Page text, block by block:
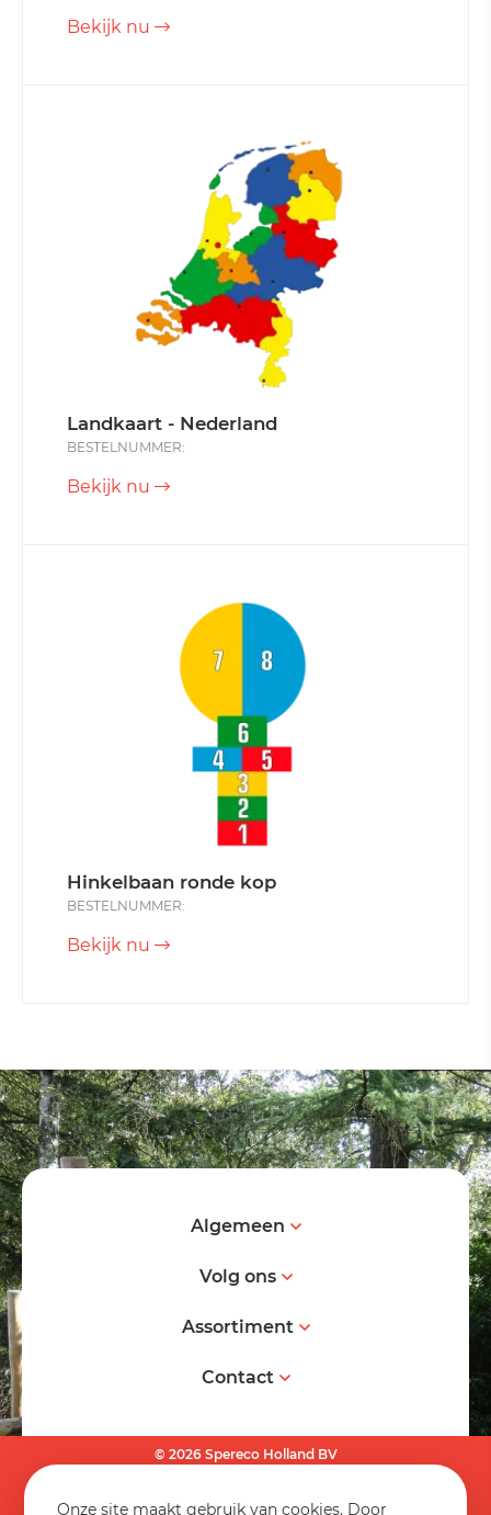
Onze site maakt gebruik van cookies. Door
Bekijk nu
Landkaart - Nederland
BESTELNUMMER:
Bekijk nu
Hinkelbaan ronde kop
BESTELNUMMER:
Bekijk nu
Algemeen
Volg ons
Assortiment
Contact
© 2026 Spereco Holland BV